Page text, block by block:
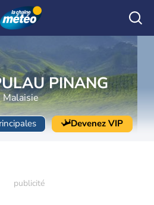
PINANG
Malaisie
Devenez VIP